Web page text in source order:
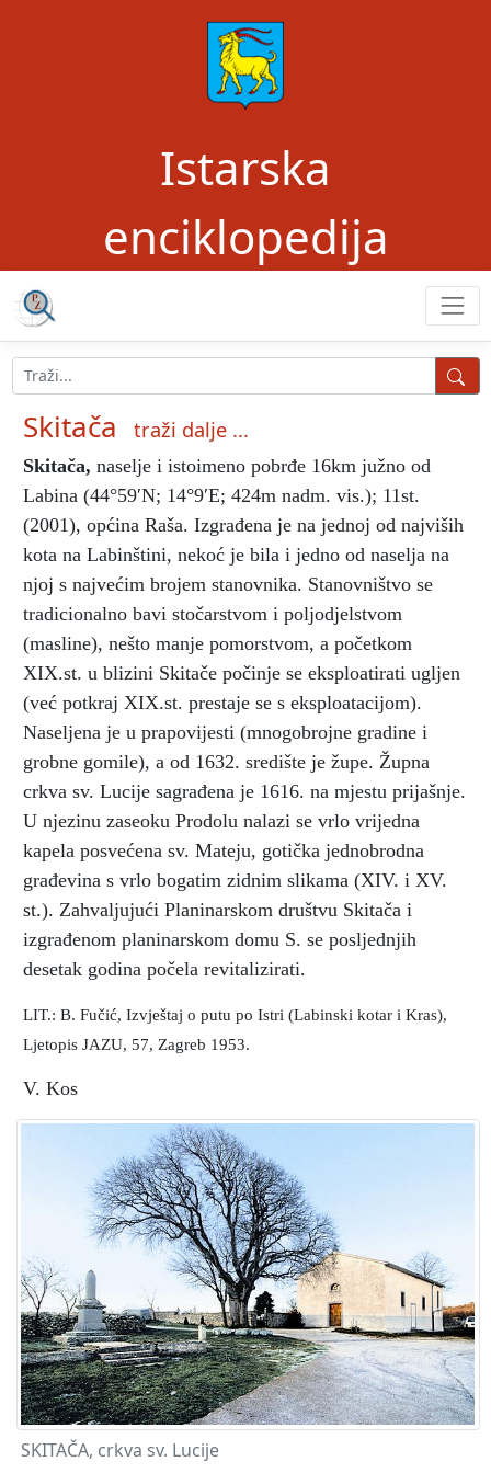
Istarska
enciklopedija
Skitača traži dalje ...
Skitača, naselje i istoimeno pobrđe 16km južno od
Labina (44°59′N; 14°9′E; 424m nadm. vis.); 11st.
(2001), općina Raša. Izgrađena je na jednoj od najviših
kota na Labinštini, nekoć je bila i jedno od naselja na
njoj s najvećim brojem stanovnika. Stanovništvo se
tradicionalno bavi stočarstvom i poljodjelstvom
(masline), nešto manje pomorstvom, a početkom
XIX.st. u blizini Skitače počinje se eksploatirati ugljen
(već potkraj XIX.st. prestaje se s eksploatacijom).
Naseljena je u prapovijesti (mnogobrojne gradine i
grobne gomile), a od 1632. središte je župe. Župna
crkva sv. Lucije sagrađena je 1616. na mjestu prijašnje.
U njezinu zaseoku Prodolu nalazi se vrlo vrijedna
kapela posvećena sv. Mateju, gotička jednobrodna
građevina s vrlo bogatim zidnim slikama (XIV. i XV.
st.). Zahvaljujući Planinarskom društvu Skitača i
izgrađenom planinarskom domu S. se posljednjih
desetak godina počela revitalizirati.
LIT.: B. Fučić, Izvještaj o putu po Istri (Labinski kotar i Kras),
Ljetopis JAZU, 57, Zagreb 1953.
V. Kos
SKITAČA, crkva sv. Lucije